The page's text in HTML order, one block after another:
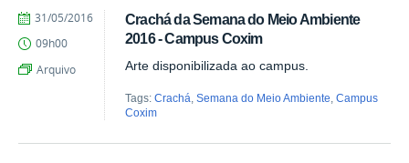
Crachá da Semana do Meio Ambiente
2016 - Campus Coxim
Arte disponibilizada ao campus.
Tags:Crachá ,Semana do Meio Ambiente ,Campus
Coxim
by
Aragão
Published
31/05/2016
09h00
Arquivo